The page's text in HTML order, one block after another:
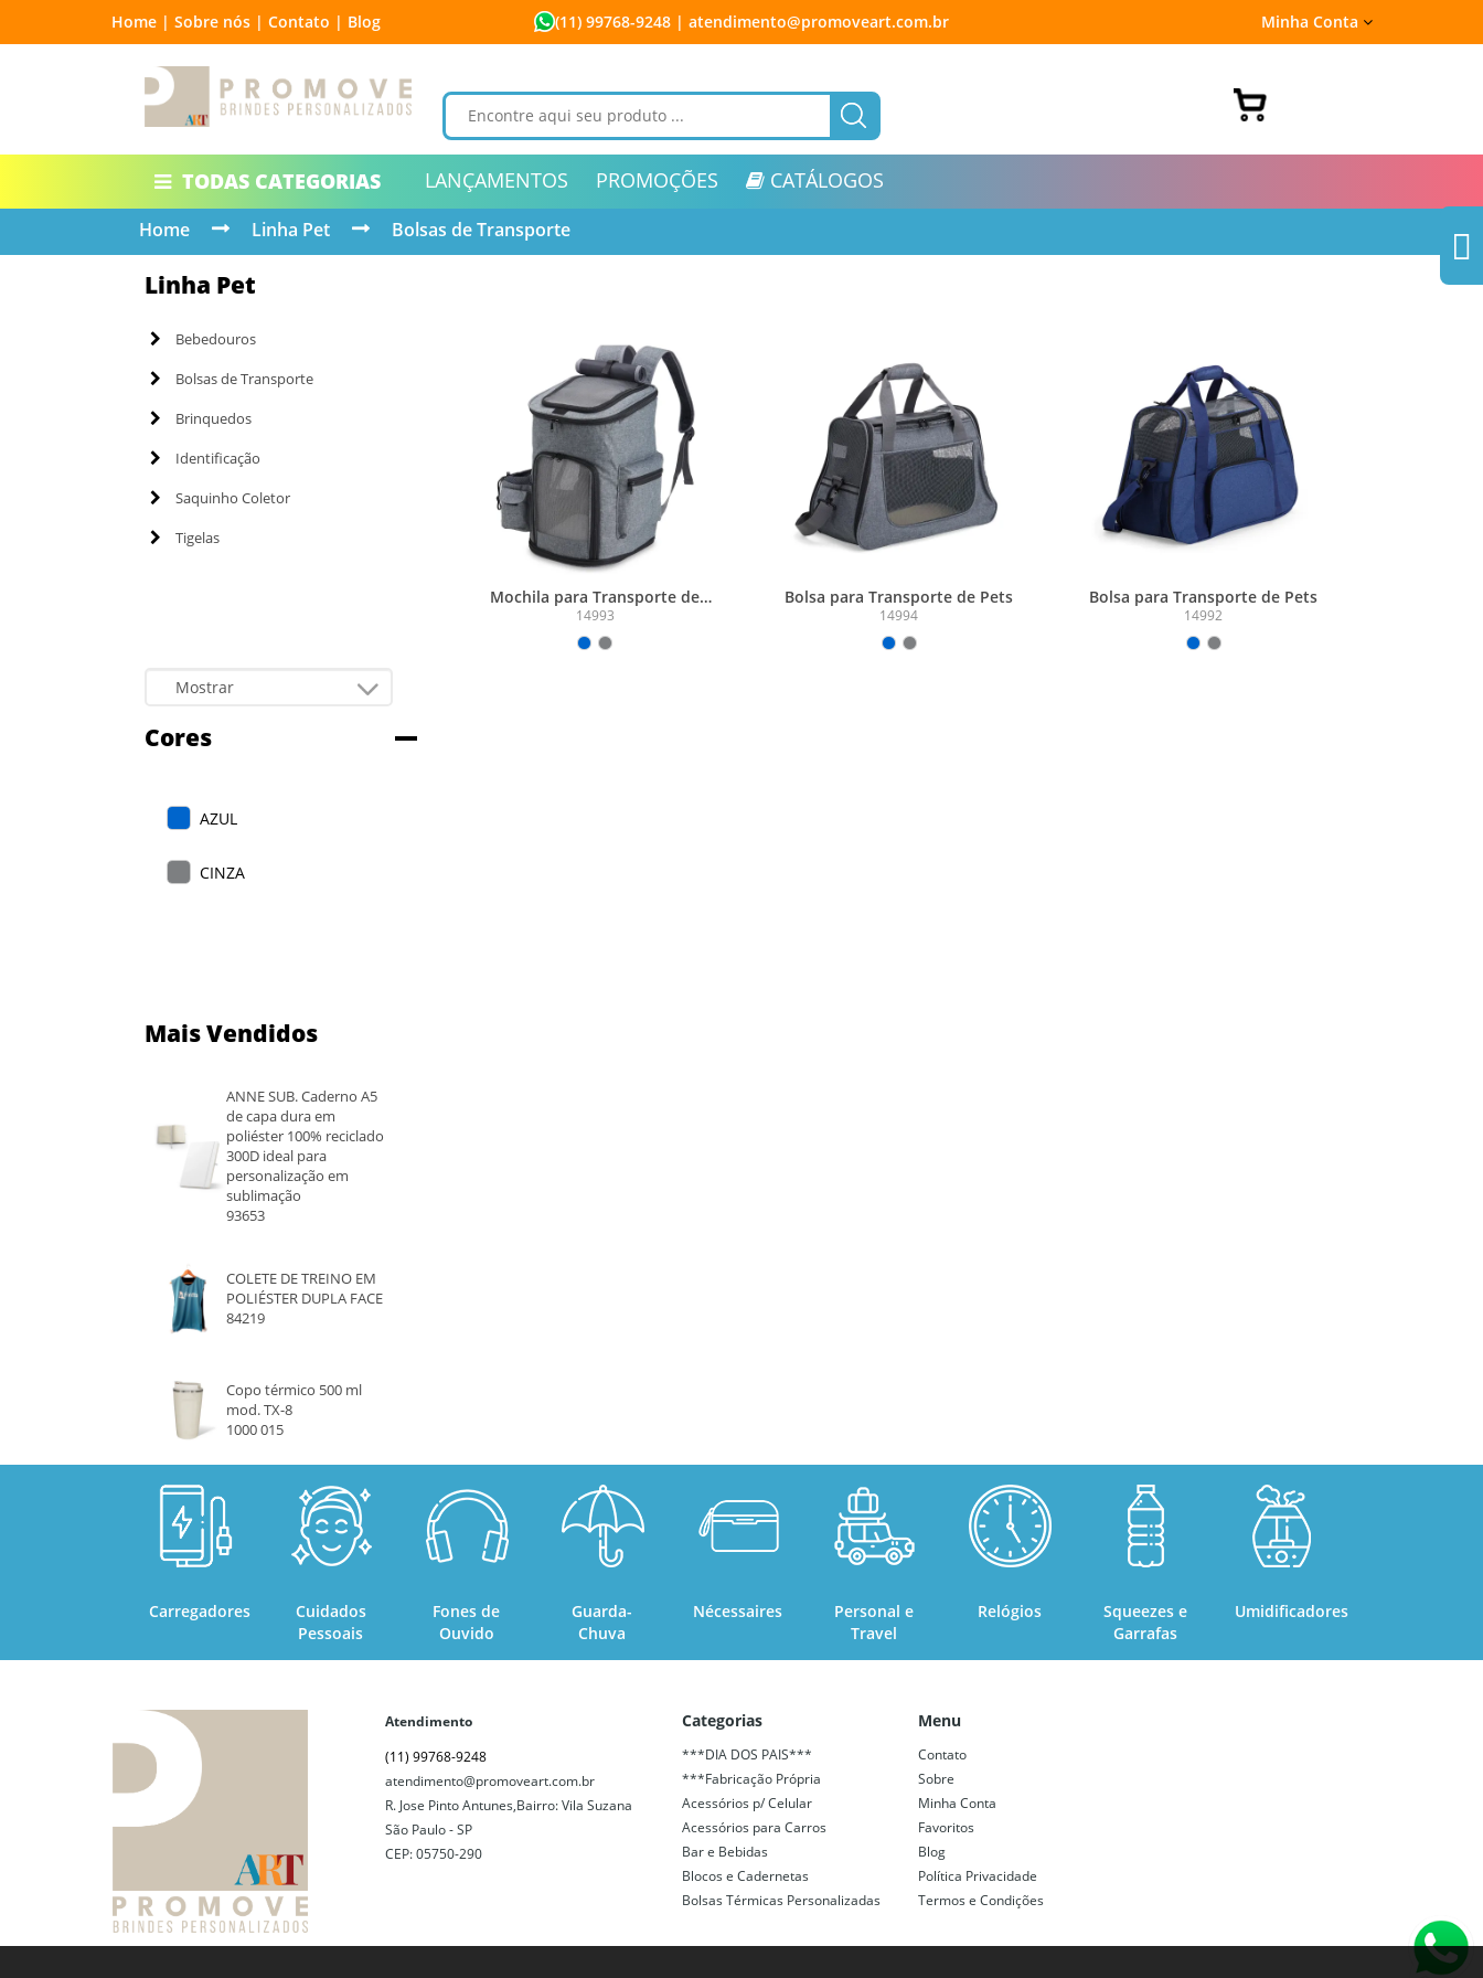
Home | Sobre nós | Contato | Blog (11) 99768-9248 | atendimento@promoveart.com.br Minha Conta
TODAS CATEGORIAS LANÇAMENTOS PROMOÇÕES CATÁLOGOS
Home Linha Pet Bolsas de Transporte
Linha Pet
Bebedouros
Bolsas de Transporte
Brinquedos
Identificação
Saquinho Coletor
Tigelas
Cores
AZUL
CINZA
Mais Vendidos
ANNE SUB. Caderno A5
de capa dura em
poliéster 100% reciclado
300D ideal para
personalização em
sublimação
93653
COLETE DE TREINO EM
POLIÉSTER DUPLA FACE
84219
Copo térmico 500 ml
mod. TX-8
1000 015
Mochila para Transporte de
Pets
14993
Bolsa para Transporte de Pets
14994
Bolsa para Transporte de Pets
14992
Carregadores
Cuidados
Pessoais
Fones de
Ouvido
Guarda-
Chuva
Nécessaires
Personal e
Travel
Relógios
Squeezes e
Garrafas
Umidificadores
Atendimento
(11) 99768-9248
atendimento@promoveart.com.br
R. Jose Pinto Antunes,Bairro: Vila Suzana
São Paulo - SP
CEP: 05750-290
Categorias
***DIA DOS PAIS***
***Fabricação Própria
Acessórios p/ Celular
Acessórios para Carros
Bar e Bebidas
Blocos e Cadernetas
Bolsas Térmicas Personalizadas
Menu
Contato
Sobre
Minha Conta
Favoritos
Blog
Política Privacidade
Termos e Condições